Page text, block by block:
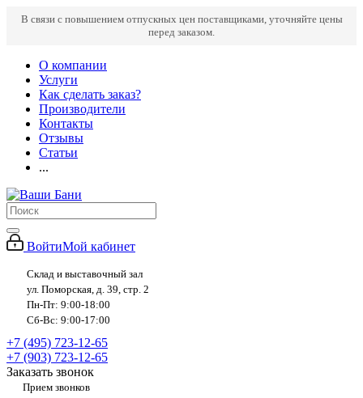
В связи с повышением отпускных цен поставщиками, уточняйте цены
перед заказом.
О компании
Услуги
Как сделать заказ?
Производители
Контакты
Отзывы
Статьи
...
ВойтиМой кабинет
Склад и выставочный зал
ул. Поморская, д. 39, стр. 2
Пн-Пт: 9:00-18:00
Сб-Вс: 9:00-17:00
+7 (495) 723-12-65
+7 (903) 723-12-65
Заказать звонок
Прием звонков